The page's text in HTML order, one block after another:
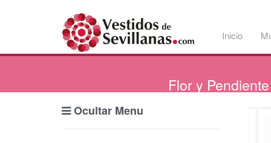
Inicio
Flory Pendiente
Ocultar Menu